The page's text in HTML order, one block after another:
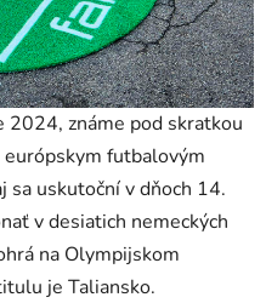
známe pod skratkou
futbalovým
sa uskutoční v dňoch 14.
v desiatich nemeckých
na Olympijskom
je Taliansko.